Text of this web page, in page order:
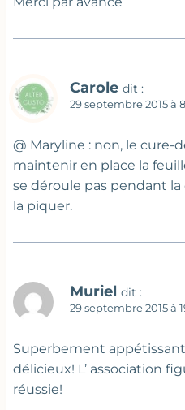
Carole dit :
29 septembre 2015 à
@ Maryline : non, le cure-
maintenir en place la
se déroule pas pendant
la piquer.
Muriel dit :
29 septembre 2015 à
Superbement
délicieux! L’ association
réussie!